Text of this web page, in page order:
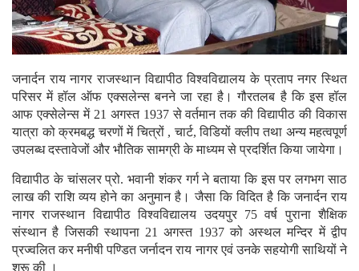
जनार्दन राय नागर राजस्थान विद्यापीठ विश्वविद्यालय के प्रताप नगर स्थित
परिसर में हॉल ऑफ एक्सलेन्स बनने जा रहा है। गौरतलब है कि इस हॉल
आफ एक्सेलेन्स में 21 अगस्त 1937 से वर्तमान तक की विद्यापीठ की विकास
यात्रा को क्रमबद्ध चरणों में चित्रों , चार्ट, विडियों क्लीप तथा अन्य महत्वपूर्ण
उपलब्ध दस्तावेजों और भौतिक सामग्री के माध्यम से प्रदर्शित किया जायेगा।
विद्यापीठ के चांसलर प्रो. भवानी शंकर गर्ग ने बताया कि इस पर लगभग साठ
लाख की राशि व्यय होने का अनुमान है। जैसा कि विदित है कि जनार्दन राय
नागर राजस्थान विद्यापीठ विश्वविद्यालय उदयपुर 75 वर्ष पुराना शैक्षिक
संस्थान है जिसकी स्थापना 21 अगस्त 1937 को अस्थल मन्दिर में द्वीप
प्रज्वलित कर मनीषी पण्डित जर्नादन राय नागर एवं उनके सहयोगी साथियों ने
शुरू की ।